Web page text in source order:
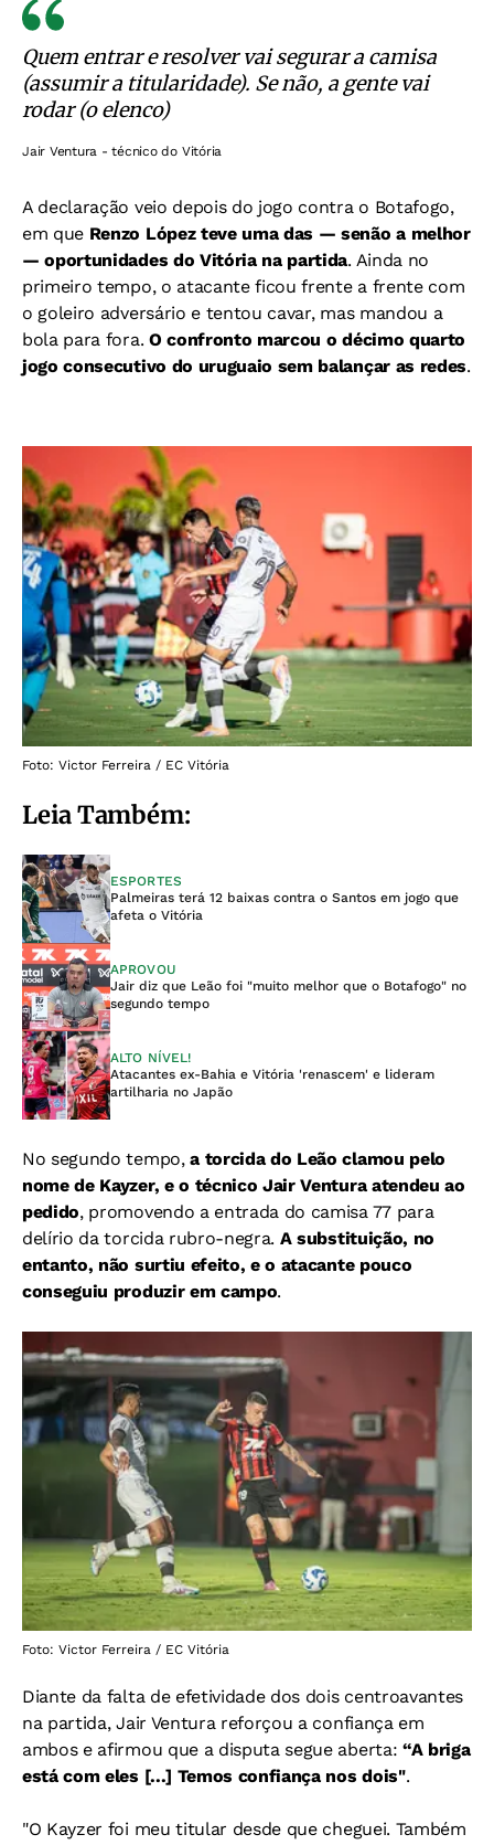
Quem entrar e resolver vai segurar a camisa
(assumir a titularidade). Se não, a gente vai
rodar (o elenco)
Jair Ventura - técnico do Vitória
A declaração veio depois do jogo contra o Botafogo,
em que Renzo López teve uma das — senão a melhor
— oportunidades do Vitória na partida. Ainda no
primeiro tempo, o atacante ficou frente a frente com
o goleiro adversário e tentou cavar, mas mandou a
bola para fora. O confronto marcou o décimo quarto
jogo consecutivo do uruguaio sem balançar as redes.
Foto: Victor Ferreira / EC Vitória
Leia Também:
ESPORTES
Palmeiras terá 12 baixas contra o Santos em jogo que
afeta o Vitória
APROVOU
Jair diz que Leão foi "muito melhor que o Botafogo" no
segundo tempo
ALTO NÍVEL!
Atacantes ex-Bahia e Vitória 'renascem' e lideram
artilharia no Japão
No segundo tempo,a torcida do Leão clamou pelo
nome de Kayzer, e o técnico Jair Ventura atendeu ao
pedido, promovendo a entrada do camisa 77 para
delírio da torcida rubro-negra. A substituição, no
entanto, não surtiu efeito, e o atacante pouco
conseguiu produzir em campo.
Foto: Victor Ferreira / EC Vitória
Diante da falta de efetividade dos dois centroavantes
na partida, Jair Ventura reforçou a confiança em
ambos e afirmou que a disputa segue aberta: “A briga
está com eles [...] Temos confiança nos dois".
"O Kayzer foi meu titular desde que cheguei. Também